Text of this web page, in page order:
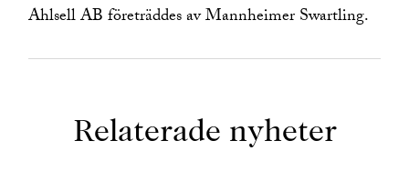
Ahlsell AB företräddes av Mannheimer Swartling.
Relaterade nyheter